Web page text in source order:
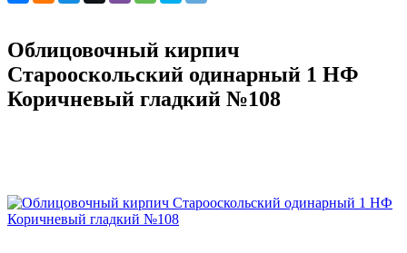
Облицовочный кирпич
Старооскольский одинарный 1 НФ
Коричневый гладкий №108